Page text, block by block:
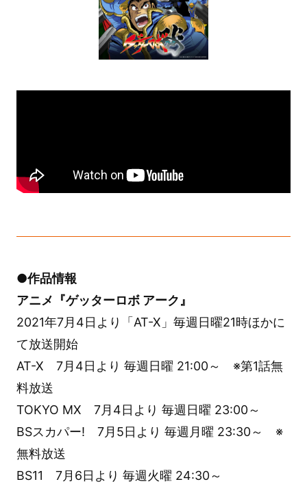
●作品情報
アニメ『ゲッターロボ アーク』
2021年7月4日より「AT-X」毎週日曜21時ほかに
て放送開始
AT-X 7月4日より 毎週日曜 21:00～ ※第1話無
料放送
TOKYO MX 7月4日より 毎週日曜 23:00～
BSスカパー! 7月5日より 毎週月曜 23:30～ ※
無料放送
BS11 7月6日より 毎週火曜 24:30～